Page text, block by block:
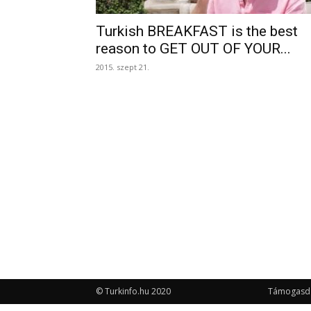
Turkish BREAKFAST is the best
reason to GET OUT OF YOUR...
2015. szept 21.
© Turkinfo.hu 2020